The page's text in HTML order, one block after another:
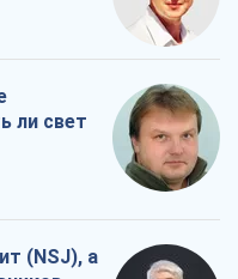
ли свет
(NSJ), а